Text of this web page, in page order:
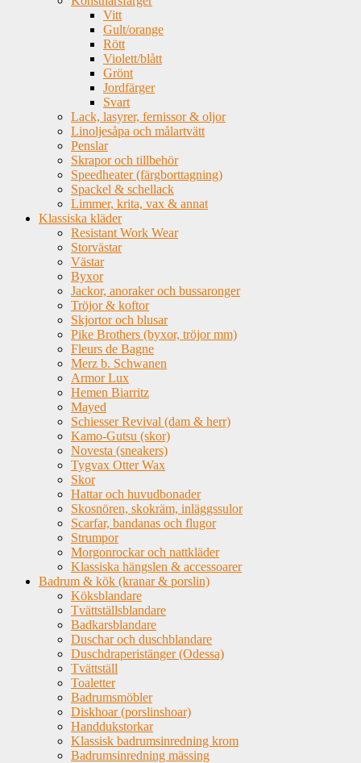
Vitt
Gult/orange
Rött
Violett/blått
Grönt
Jordfärger
Svart
Lack, lasyrer, fernissor & oljor
Linoljesåpa och målartvätt
Penslar
Skrapor och tillbehör
Speedheater (färgborttagning)
Spackel & schellack
Limmer, krita, vax & annat
Klassiska kläder
Resistant Work Wear
Storvästar
Västar
Byxor
Jackor, anoraker och bussaronger
Tröjor & koftor
Skjortor och blusar
Pike Brothers (byxor, tröjor mm)
Fleurs de Bagne
Merz b. Schwanen
Armor Lux
Hemen Biarritz
Mayed
Schiesser Revival (dam & herr)
Kamo-Gutsu (skor)
Novesta (sneakers)
Tygvax Otter Wax
Skor
Hattar och huvudbonader
Skosnören, skokräm, inläggssulor
Scarfar, bandanas och flugor
Strumpor
Morgonrockar och nattkläder
Klassiska hängslen & accessoarer
Badrum & kök (kranar & porslin)
Köksblandare
Tvättställsblandare
Badkarsblandare
Duschar och duschblandare
Duschdraperistänger (Odessa)
Tvättställ
Toaletter
Badrumsmöbler
Diskhoar (porslinshoar)
Handdukstorkar
Klassisk badrumsinredning krom
Badrumsinredning mässing